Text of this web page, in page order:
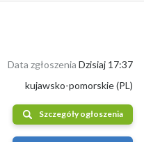
Dzisiaj 17:37
Data zgłoszenia
kujawsko-pomorskie (PL)
Szczegóły ogłoszenia